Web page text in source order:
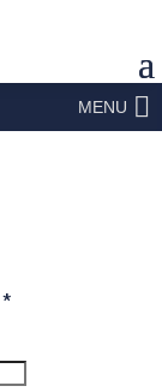
MENU
*Obligatorio